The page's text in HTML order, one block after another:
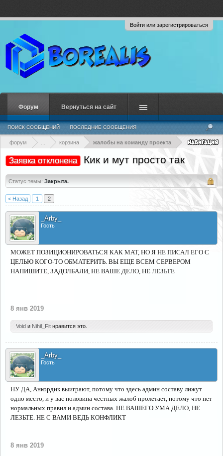
Войти или зарегистрироваться
форум корзина жалобы на команду проекта
Заявка отклонена Кик и мут просто так
Статус темы: Закрыта.
< Назад 1 2
_Arby_
Гость
МОЖЕТ ПОЗИЦИОНИРОВАТЬСЯ КАК МАТ, НО Я НЕ ПИСАЛ ЕГО С
ЦЕЛЬЮ КОГО-ТО ОБМАТЕРИТЬ. ВЫ ЕЩЕ ВСЕМ СЕРВЕРОМ
НАПИШИТЕ, ЗАДОЛБАЛИ, НЕ ВАШЕ ДЕЛО, НЕ ЛЕЗЬТЕ
8 янв 2019
Void и Nihil_Fit нравится это.
_Arby_
Гость
НУ ДА, Анкордик выиграют, потому что здесь админ составу лижут
одно место, и у вас половина честных жалоб пролетает, потому что нет
нормальных правил и админ состава. НЕ ВАШЕГО УМА ДЕЛО, НЕ
ЛЕЗЬТЕ. НЕ С ВАМИ ВЕДЬ КОНФЛИКТ
8 янв 2019
Форум
ПОИСК СООБЩЕНИЙ ПОСЛЕДНИЕ СООБЩЕНИЯ
Вернуться на сайт